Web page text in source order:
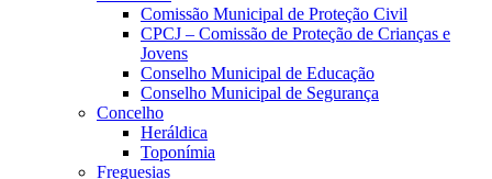
Comissão Municipal de Proteção Civil
CPCJ – Comissão de Proteção de Crianças e
Jovens
Conselho Municipal de Educação
Conselho Municipal de Segurança
Concelho
Heráldica
Toponímia
Freguesias